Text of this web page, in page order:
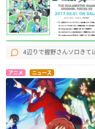
4辺りで握野さんソロきて
アニメ ニュース